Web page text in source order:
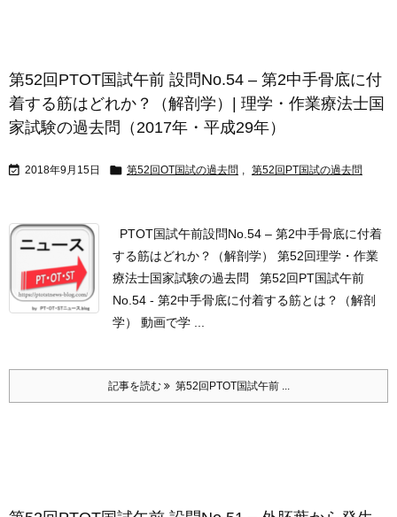
第52回PTOT国試午前 設問No.54 – 第2中手骨底に付
着する筋はどれか？（解剖学）| 理学・作業療法士国
家試験の過去問（2017年・平成29年）
 2018年9月15日  第52回OT国試の過去問 , 第52回PT国試の過去問
PTOT国試午前設問No.54 – 第2中手骨底に付着
する筋はどれか？（解剖学） 第52回理学・作業
療法士国家試験の過去問 第52回PT国試午前
No.54 - 第2中手骨底に付着する筋とは？（解剖
学） 動画で学 ...
記事を読む 第52回PTOT国試午前 ...